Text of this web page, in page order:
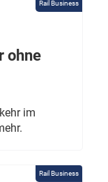
Rail Business
ohne
im
Rail Business